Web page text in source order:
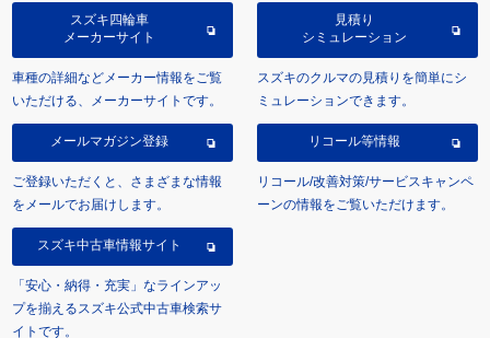
スズキ四輪車
メーカーサイト
車種の詳細などメーカー情報をご覧
いただける、メーカーサイトです。
見積り
シミュレーション
スズキのクルマの見積りを簡単にシ
ミュレーションできます。
メールマガジン登録
ご登録いただくと、さまざまな情報
をメールでお届けします。
リコール等情報
リコール/改善対策/サービスキャンペ
ーンの情報をご覧いただけます。
スズキ中古車情報サイト
「安心・納得・充実」なラインアッ
プを揃えるスズキ公式中古車検索サ
イトです。